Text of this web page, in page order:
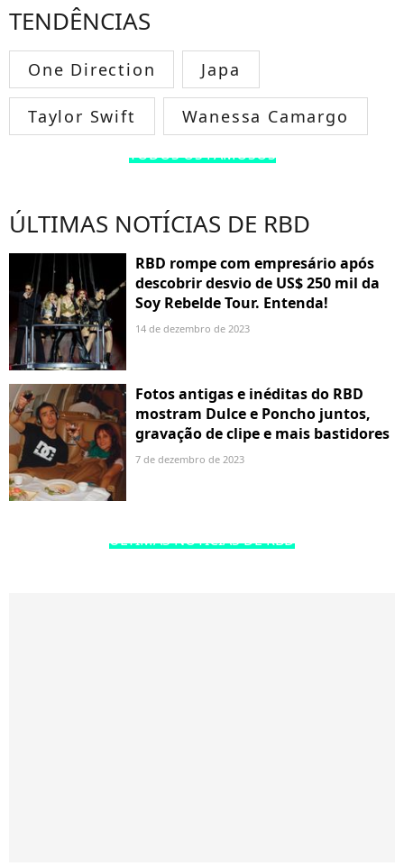
TENDÊNCIAS
One Direction Japa
Taylor Swift Wanessa Camargo
TODOS OS FAMOSOS
ÚLTIMAS NOTÍCIAS DE RBD
RBD rompe com empresário após
descobrir desvio de US$ 250 mil da
Soy Rebelde Tour. Entenda!
14 de dezembro de 2023
Fotos antigas e inéditas do RBD
mostram Dulce e Poncho juntos,
gravação de clipe e mais bastidores
7 de dezembro de 2023
ÚLTIMAS NOTÍCIAS DE RBD